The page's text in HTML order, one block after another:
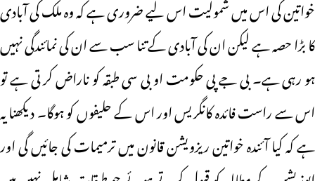
خواتین کی اس میں شمولیت اس لیے ضروری ہے کہ وہ ملک کی آبادی
کا بڑا حصہ ہے لیکن ان کی آبادی کے تنا سب سے ان کی نمائندگی نہیں
ہو رہی ہے۔ بی جے پی حکومت او بی سی طبقہ کو ناراض کر تی ہے تو
اس سے راست فائدہ کانگریس اور اس کے حلیفوں کو ہوگا۔ دیکھنا یہ
ہے کہ کیا آئندہ خواتین ریزویشن قانون میں ترمیمات کی جائیں گی اور